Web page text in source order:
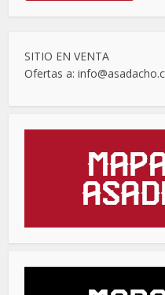
SITIO EN VENTA
Ofertas a: